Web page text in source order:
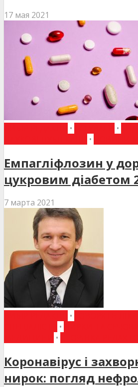
17 мая 2021
• •
•
Емпагліфлозин у
цукровим діабетом
7 марта 2021
•
•
•
Коронавірус і
нирок: погляд